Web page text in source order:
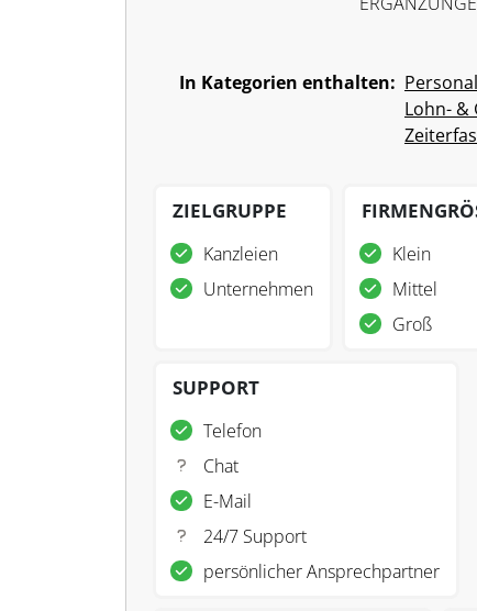
In Kategorien enthalten:
Lohn- &
ZIELGRUPPE
Kanzleien
Unternehmen
Klein
Mittel
Groß
SUPPORT
Telefon
Chat
E-Mail
24/7 Support
persönlicher Ansprechpartner